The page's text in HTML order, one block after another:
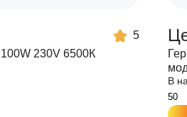
5
230V 6500К
В